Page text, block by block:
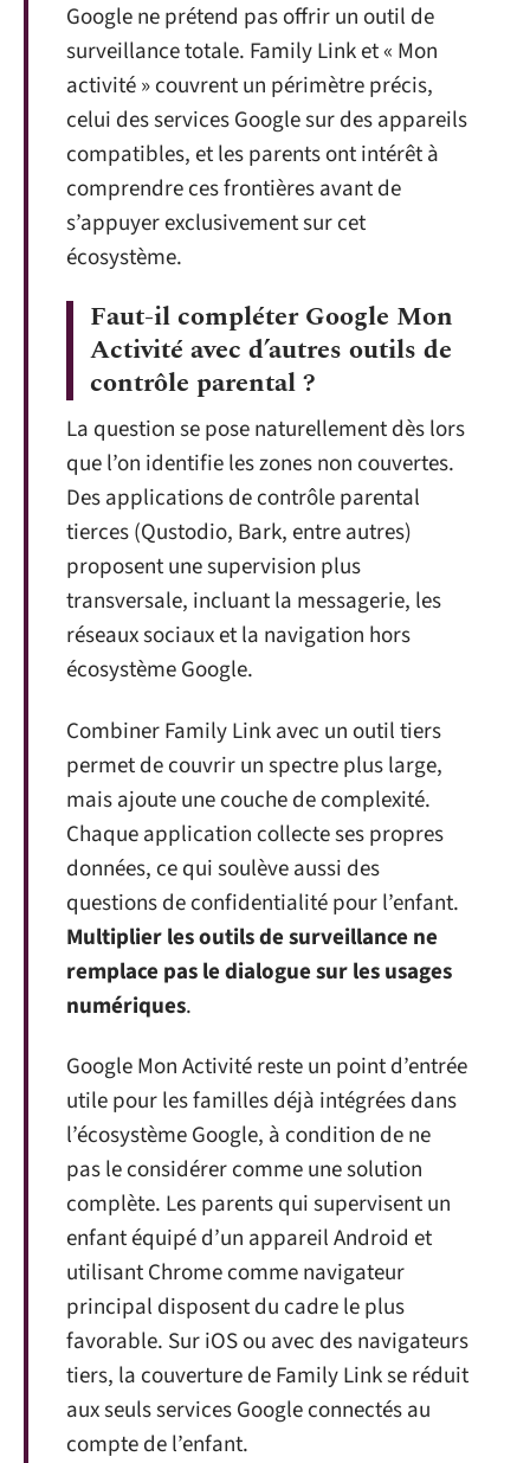
Google ne prétend pas offrir un outil de
surveillance totale. Family Link et « Mon
activité » couvrent un périmètre précis,
celui des services Google sur des appareils
compatibles, et les parents ont intérêt à
comprendre ces frontières avant de
s’appuyer exclusivement sur cet
écosystème.
Faut-il compléter Google Mon
Activité avec d’autres outils de
contrôle parental ?
La question se pose naturellement dès lors
que l’on identifie les zones non couvertes.
Des applications de contrôle parental
tierces (Qustodio, Bark, entre autres)
proposent une supervision plus
transversale, incluant la messagerie, les
réseaux sociaux et la navigation hors
écosystème Google.
Combiner Family Link avec un outil tiers
permet de couvrir un spectre plus large,
mais ajoute une couche de complexité.
Chaque application collecte ses propres
données, ce qui soulève aussi des
questions de confidentialité pour l’enfant.
Multiplier les outils de surveillance ne
remplace pas le dialogue sur les usages
numériques.
Google Mon Activité reste un point d’entrée
utile pour les familles déjà intégrées dans
l’écosystème Google, à condition de ne
pas le considérer comme une solution
complète. Les parents qui supervisent un
enfant équipé d’un appareil Android et
utilisant Chrome comme navigateur
principal disposent du cadre le plus
favorable. Sur iOS ou avec des navigateurs
tiers, la couverture de Family Link se réduit
aux seuls services Google connectés au
compte de l’enfant.